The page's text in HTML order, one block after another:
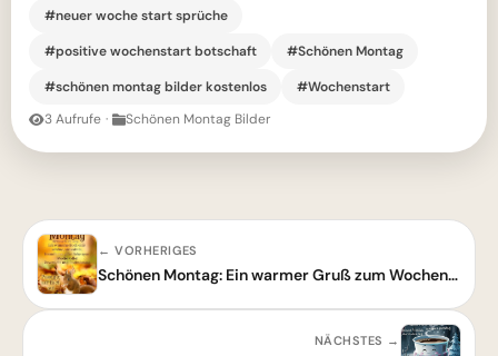
#neuer woche start sprüche
#positive wochenstart botschaft
#Schönen Montag
#schönen montag bilder kostenlos
#Wochenstart
3 Aufrufe · Schönen Montag Bilder
← VORHERIGES
Schönen Montag: Ein warmer Gruß zum Wochenstart
NÄCHSTES →